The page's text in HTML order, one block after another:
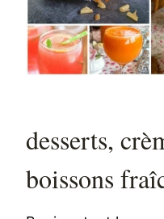
desserts,
boissons